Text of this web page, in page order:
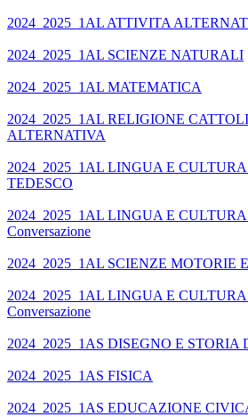
2024_2025_1AL ATTIVITA
2024_2025_1AL SCIENZE NATURALI
2024_2025_1AL MATEMATICA
2024_2025_1AL RELIGIONE
ALTERNATIVA
2024_2025_1AL LINGUA E
TEDESCO
2024_2025_1AL LINGUA E
Conversazione
2024_2025_1AL SCIENZE MOTORIE
2024_2025_1AL LINGUA E
Conversazione
2024_2025_1AS DISEGNO E STORIA
2024_2025_1AS FISICA
2024_2025_1AS EDUCAZIONE